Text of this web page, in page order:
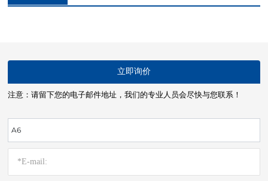
立即询价
注意：请留下您的电子邮件地址，我们的专业人员会尽快与您联系！
A6